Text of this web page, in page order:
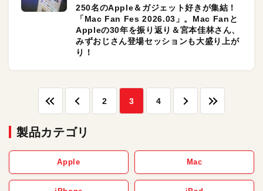
250名のApple＆ガジェット好きが集結！
「Mac Fan Fes 2026.03」。Mac Fanと
Appleの30年を振り返り＆宮本佳林さん、
みずおじさん登場セッションも大盛り上が
り！
2 3 4
製品カテゴリ
Apple Mac